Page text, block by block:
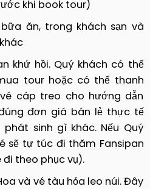
Cafe phố Cổ(phí tự túc). Nghỉ
Fansipantrên độ cao 3.143m,
người sẽ có những cảm xúc
đời sống sinh hoạt của người
diễn văn nghệ truyền thống
để thư giãn sau một ngày thăm
khách!khi book tour)
ăn, trong khách sạn và
khứ hồi. Quý khách có thể
tour hoặc có thể thanh
cáp treo cho hướng dẫn
đơn giá bán lẻ thực tế
sinh gì khác. Nếu Quý
sẽ tự túc đi thăm Fansipan
đi theo phục vụ).
và vé tàu hỏa leo núi. Đây